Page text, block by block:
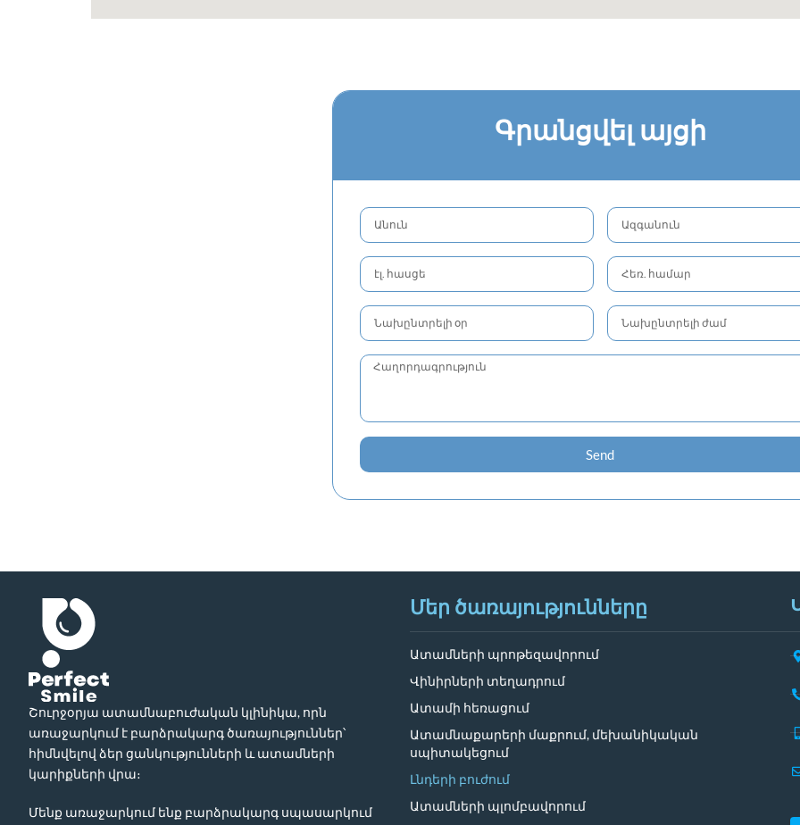
Գրանցվել այցի
Send
Շուրջօրյա ատամնաբուժական կլինիկա, որն
առաջարկում է բարձրակարգ ծառայություններ՝
հիմնվելով ձեր ցանկությունների և ատամների
կարիքների վրա։
Մենք առաջարկում ենք բարձրակարգ սպասարկում
Մեր ծառայությունները
Ատամների պրոթեզավորում
Վինիրների տեղադրում
Ատամի հեռացում
Ատամնաքարերի մաքրում, մեխանիկական
սպիտակեցում
Լնդերի բուժում
Ատամների պլոմբավորում